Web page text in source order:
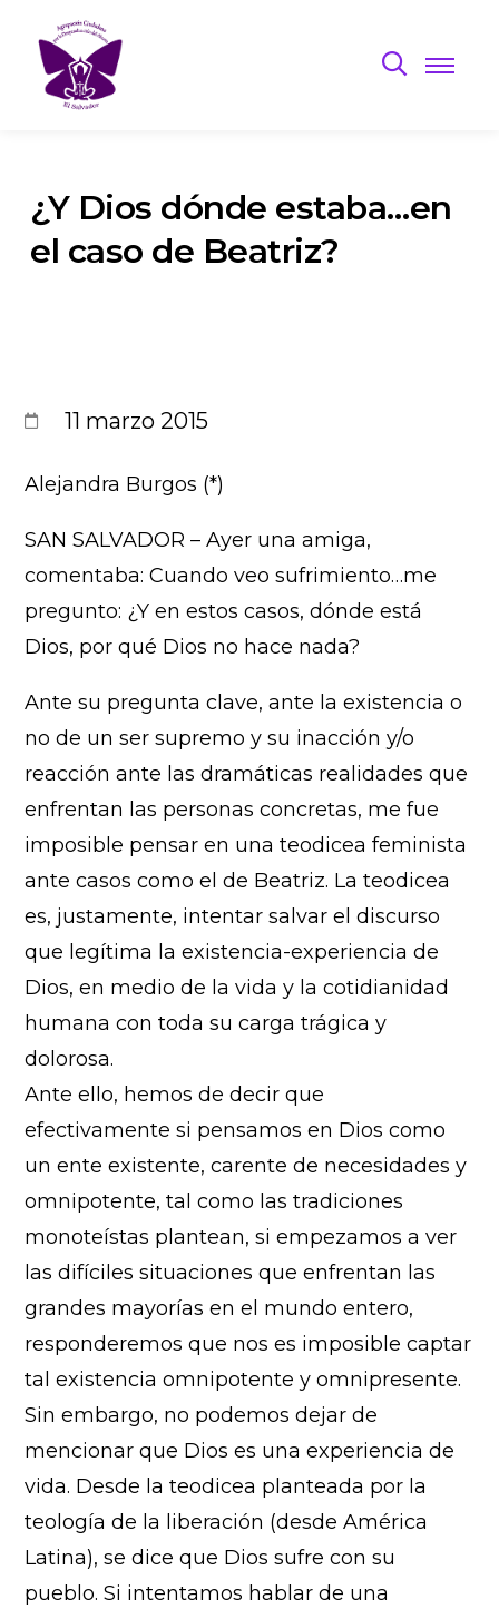
¿Y Dios dónde estaba…en
el caso de Beatriz?
11 marzo 2015
Alejandra Burgos (*)
SAN SALVADOR – Ayer una amiga,
comentaba: Cuando veo sufrimiento…me
pregunto: ¿Y en estos casos, dónde está
Dios, por qué Dios no hace nada?
Ante su pregunta clave, ante la existencia o
no de un ser supremo y su inacción y/o
reacción ante las dramáticas realidades que
enfrentan las personas concretas, me fue
imposible pensar en una teodicea feminista
ante casos como el de Beatriz. La teodicea
es, justamente, intentar salvar el discurso
que legítima la existencia-experiencia de
Dios, en medio de la vida y la cotidianidad
humana con toda su carga trágica y
dolorosa.
Ante ello, hemos de decir que
efectivamente si pensamos en Dios como
un ente existente, carente de necesidades y
omnipotente, tal como las tradiciones
monoteístas plantean, si empezamos a ver
las difíciles situaciones que enfrentan las
grandes mayorías en el mundo entero,
responderemos que nos es imposible captar
tal existencia omnipotente y omnipresente.
Sin embargo, no podemos dejar de
mencionar que Dios es una experiencia de
vida. Desde la teodicea planteada por la
teología de la liberación (desde América
Latina), se dice que Dios sufre con su
pueblo. Si intentamos hablar de una